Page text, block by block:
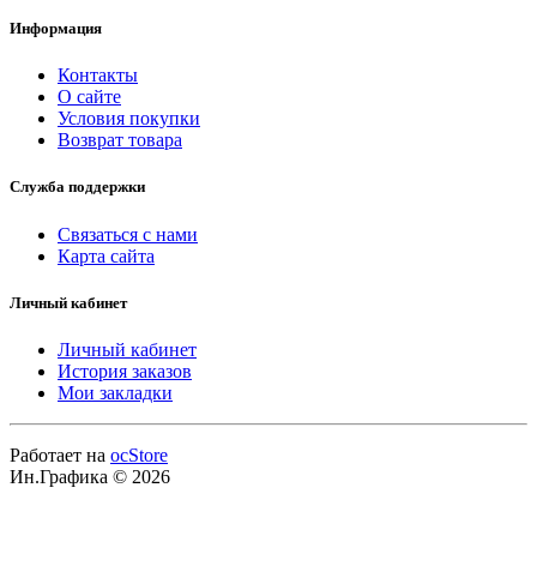
Информация
Контакты
О сайте
Условия покупки
Возврат товара
Служба поддержки
Связаться с нами
Карта сайта
Личный кабинет
Личный кабинет
История заказов
Мои закладки
Работает на ocStore
Ин.Графика © 2026